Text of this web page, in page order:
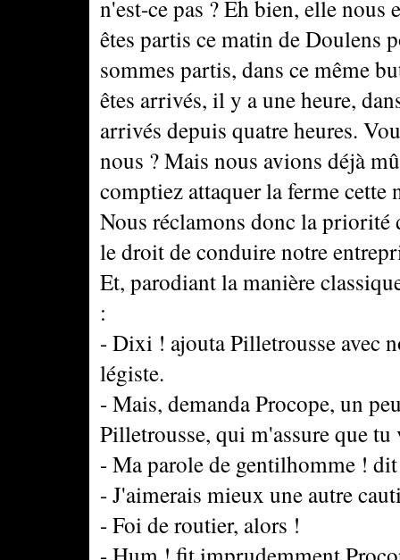
n'est-ce pas ? Eh bien, elle nous
êtes partis ce matin de Doulens
sommes partis, dans ce même
êtes arrivés, il y a une heure,
arrivés depuis quatre heures.
nous ? Mais nous avions déjà
comptiez attaquer la ferme
Nous réclamons donc la priorité
le droit de conduire notre
Et, parodiant la manière
:
- Dixi ! ajouta Pilletrousse avec
légiste.
- Mais, demanda Procope, un
Pilletrousse, qui m'assure que
- Ma parole de gentilhomme !
- J'aimerais mieux une autre
- Foi de routier, alors !